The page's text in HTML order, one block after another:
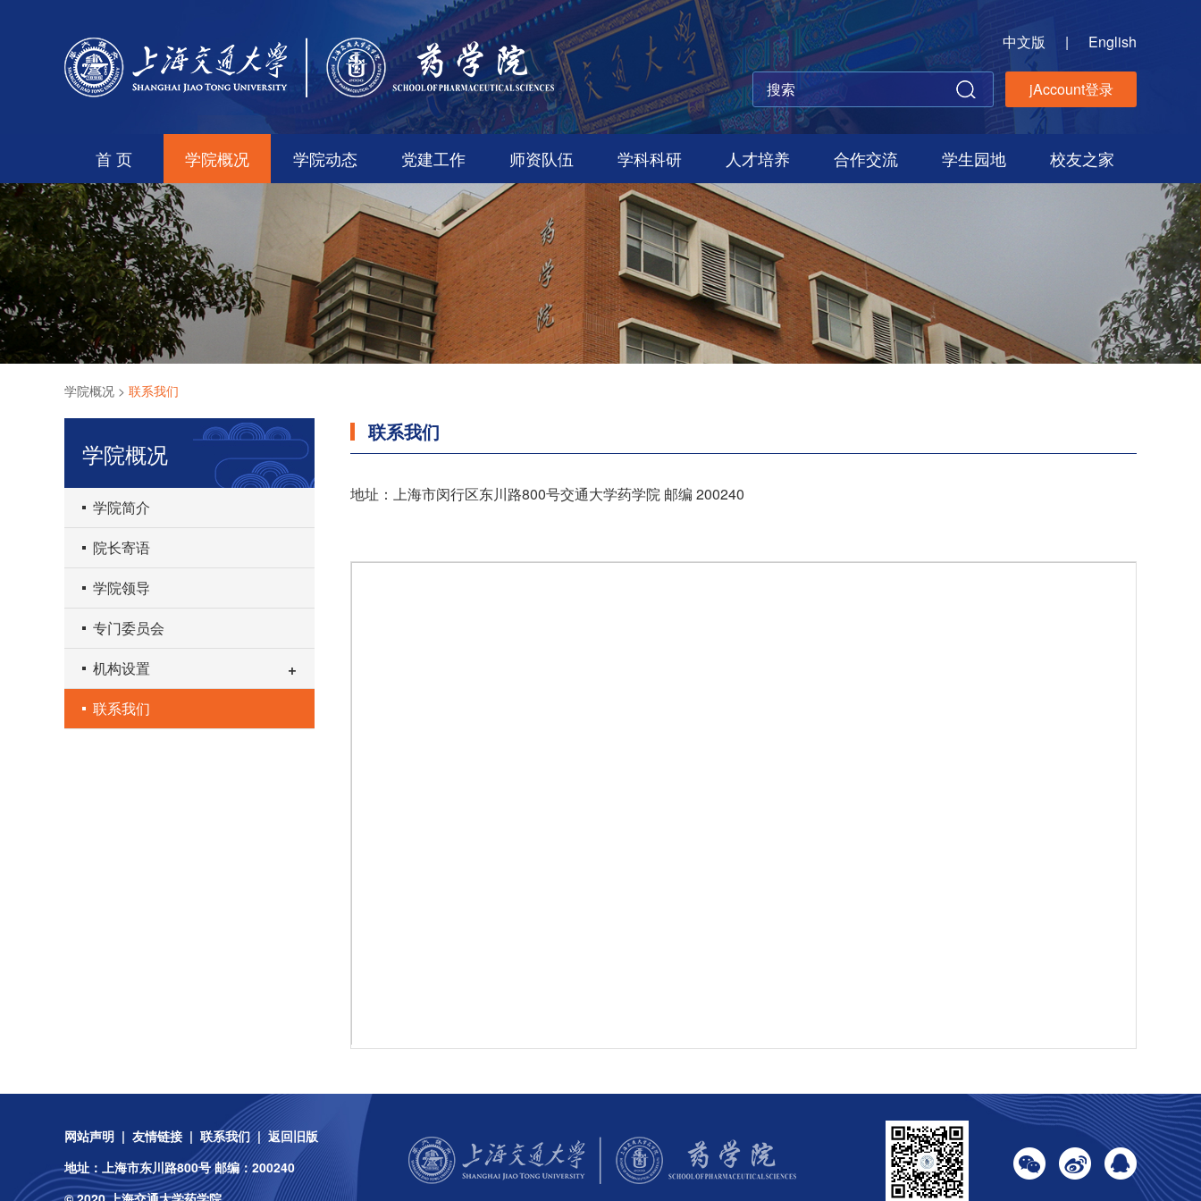
中文版 | English
jAccount登录
首 页 学院概况 学院动态 党建工作 师资队伍 学科科研 人才培养 合作交流 学生园地 校友之家
学院概况 > 联系我们
学院概况
学院简介
院长寄语
学院领导
专门委员会
机构设置
联系我们
联系我们
地址：上海市闵行区东川路800号交通大学药学院 邮编 200240
网站声明 | 友情链接 | 联系我们 | 返回旧版
地址：上海市东川路800号 邮编：200240